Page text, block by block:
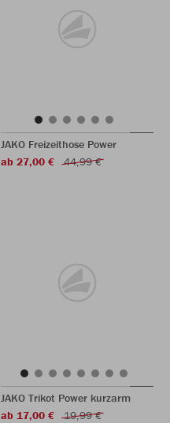
JAKO Freizeithose Power
ab 27,00 €
44,99 €
JAKO Trikot Power kurzarm
ab 17,00 €
19,99 €